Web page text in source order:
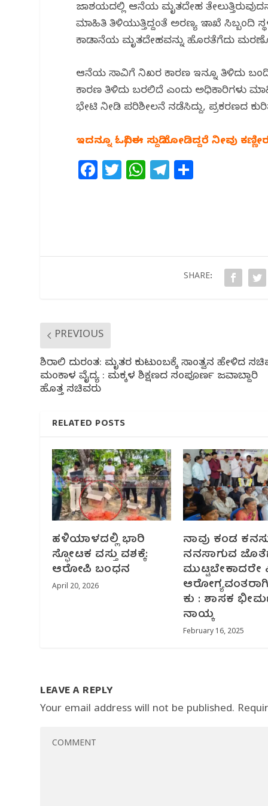
o
k
p
ಜಲಾಶಯದಲ್ಲಿ ಆನೆಯ ಮೃತದೇಹ
ಮಾಹಿತಿ ತಿಳಿಯುತ್ತಿದ್ದಂತೆ ಅರಣ್ಯ ಇಲಾಖೆ ಸಿಬ್ಬಂದಿ
ಕಾಡಾನೆಯ ಮೃತದೇಹವನ್ನು ಹೊರತೆಗೆದು
ಆನೆಯ ಸಾವಿಗೆ ನಿಖರ ಕಾರಣ ಇನ್ನೂ ತಿಳಿದು
ಕಾರಣ ತಿಳಿದು ಬರಲಿದೆ ಎಂದು ಅಧಿಕಾರಿಗಳು
ಭೇಟಿ ನೀಡಿ ಪರಿಶೀಲನೆ ನಡೆಸಿದ್ದು, ಪ್ರಕರಣದ
ಇದನ್ನೂ ಓದಿ/ ಈ ಸುದ್ದಿ ನೋಡಿದ್ದರೆ ನೀವು
F
a
o
T
w
W
h
p
T
el
mSHARE:
PREVIOUS
ಶಿರಾಲಿ ದುರಂತ: ಮೃತರ ಕುಟುಂಬಕ್ಕೆ ಸಾಂತ್ವನ ಹೇಳಿದ
ಮಂಕಾಳ ವೈದ್ಯ : ಮಕ್ಕಳ ಶಿಕ್ಷಣದ ಸಂಪೂರ್ಣ ಜವಾಬ್ದಾರಿ
ಹೊತ್ತ ಸಚಿವರು
RELATED POSTS
ಹಳಿಯಾಳದಲ್ಲಿ ಭಾರಿ
ಸ್ಫೋಟಕ ವಸ್ತು ವಶಕ್ಕೆ:
ಆರೋಪಿ ಬಂಧನ
April 20, 2026
ನಾವು ಕಂಡ
ನನಸಾಗುವ
ಮುಟ್ಟಬೇಕಾದರೇ
ಕು : ಶಾಸಕ
ನಾಯ್ಕ
February 16, 2025
LEAVE A REPLY
Your email address will not be published.